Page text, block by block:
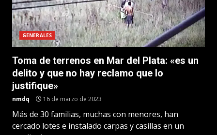
GENERALES
Toma de terrenos en Mar del Plata: «es un
delito y que no hay reclamo que lo
justifique»
nmdq 16 de marzo de 2023
Más de 30 familias, muchas con menores, han
cercado lotes e instalado carpas y casillas en un